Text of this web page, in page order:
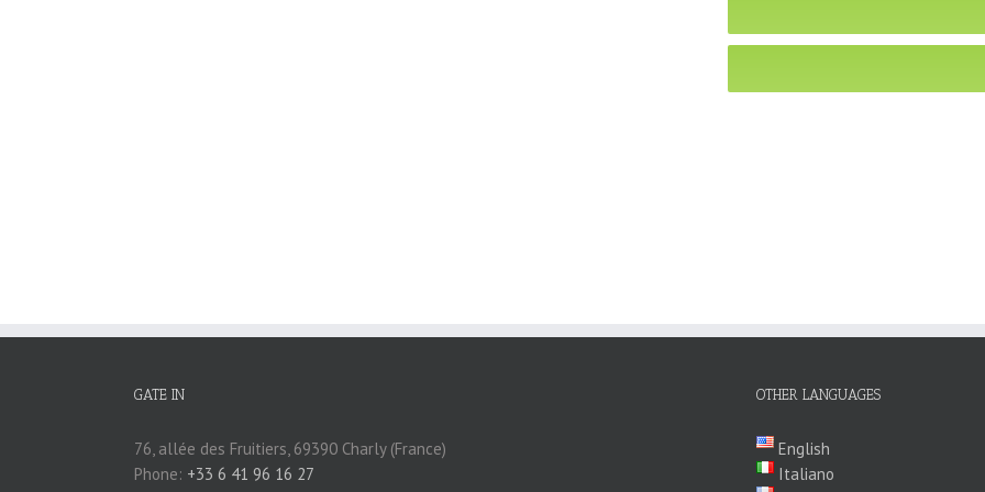
GATE IN
76, allée des Fruitiers, 69390 Charly (France)
Phone: +33 6 41 96 16 27
OTHER LANGUAGES
English
Italiano